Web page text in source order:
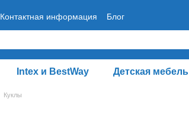
Контактная информация Блог
Intex и BestWay Детская мебель
Куклы